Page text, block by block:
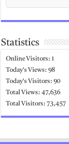
Statistics
Online Visitors:1
Today's Views:98
Today's Visitors:90
Total Views:47,636
Total Visitors:73,457